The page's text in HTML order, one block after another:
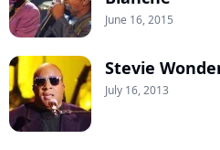
June 16, 2015
Stevie
July 16, 2013